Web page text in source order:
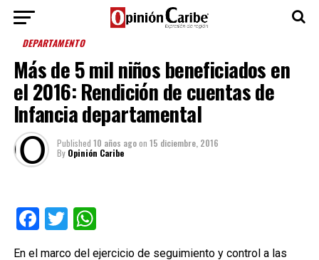
DEPARTAMENTO
Más de 5 mil niños beneficiados en
el 2016: Rendición de cuentas de
Infancia departamental
Published 10 años agoon 15 diciembre, 2016
By Opinión Caribe
Facebook
TwitterWhatsApp
En el marco del ejercicio de seguimiento y control a las